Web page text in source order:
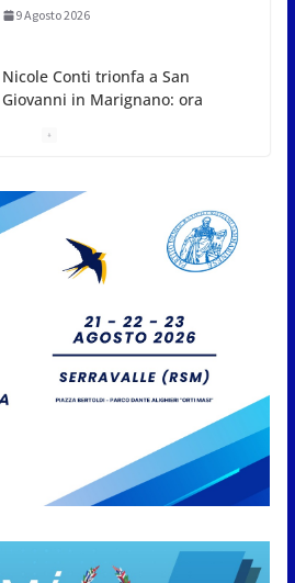
9 Agosto 2026
Dennis Spircu fa doppietta a
San Marino: suoi singolare e
Giro aereo d’Italia: a San Marino
è stata l’ultima tappa
9 Agosto 2026
San Marino. AR plaude al
confronto tra istituzioni e
professionisti sulle procedure e
verifiche ispettive